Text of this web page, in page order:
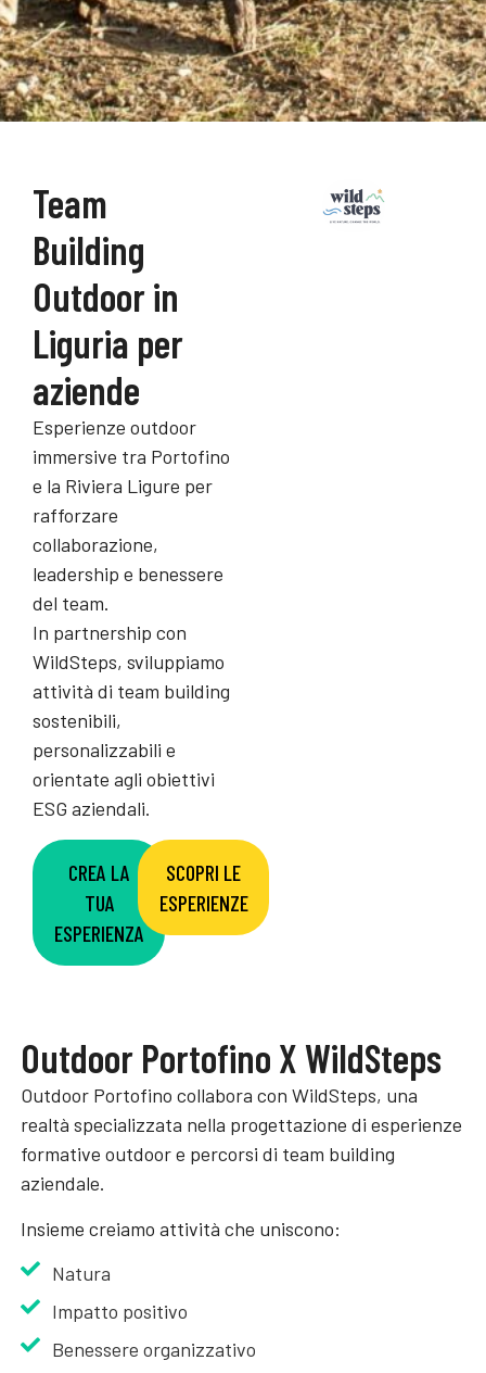
Team
Building
Outdoor in
Liguria per
aziende
Esperienze outdoor
immersive tra Portofino
e la Riviera Ligure per
rafforzare
collaborazione,
leadership e benessere
del team.
In partnership con
WildSteps, sviluppiamo
attività di team building
sostenibili,
personalizzabili e
orientate agli obiettivi
ESG aziendali.
CREA LA
TUA
ESPERIENZA
SCOPRI LE
ESPERIENZE
Outdoor Portofino X WildSteps
Outdoor Portofino collabora con WildSteps, una
realtà specializzata nella progettazione di esperienze
formative outdoor e percorsi di team building
aziendale.
Insieme creiamo attività che uniscono:
Natura
Impatto positivo
Benessere organizzativo